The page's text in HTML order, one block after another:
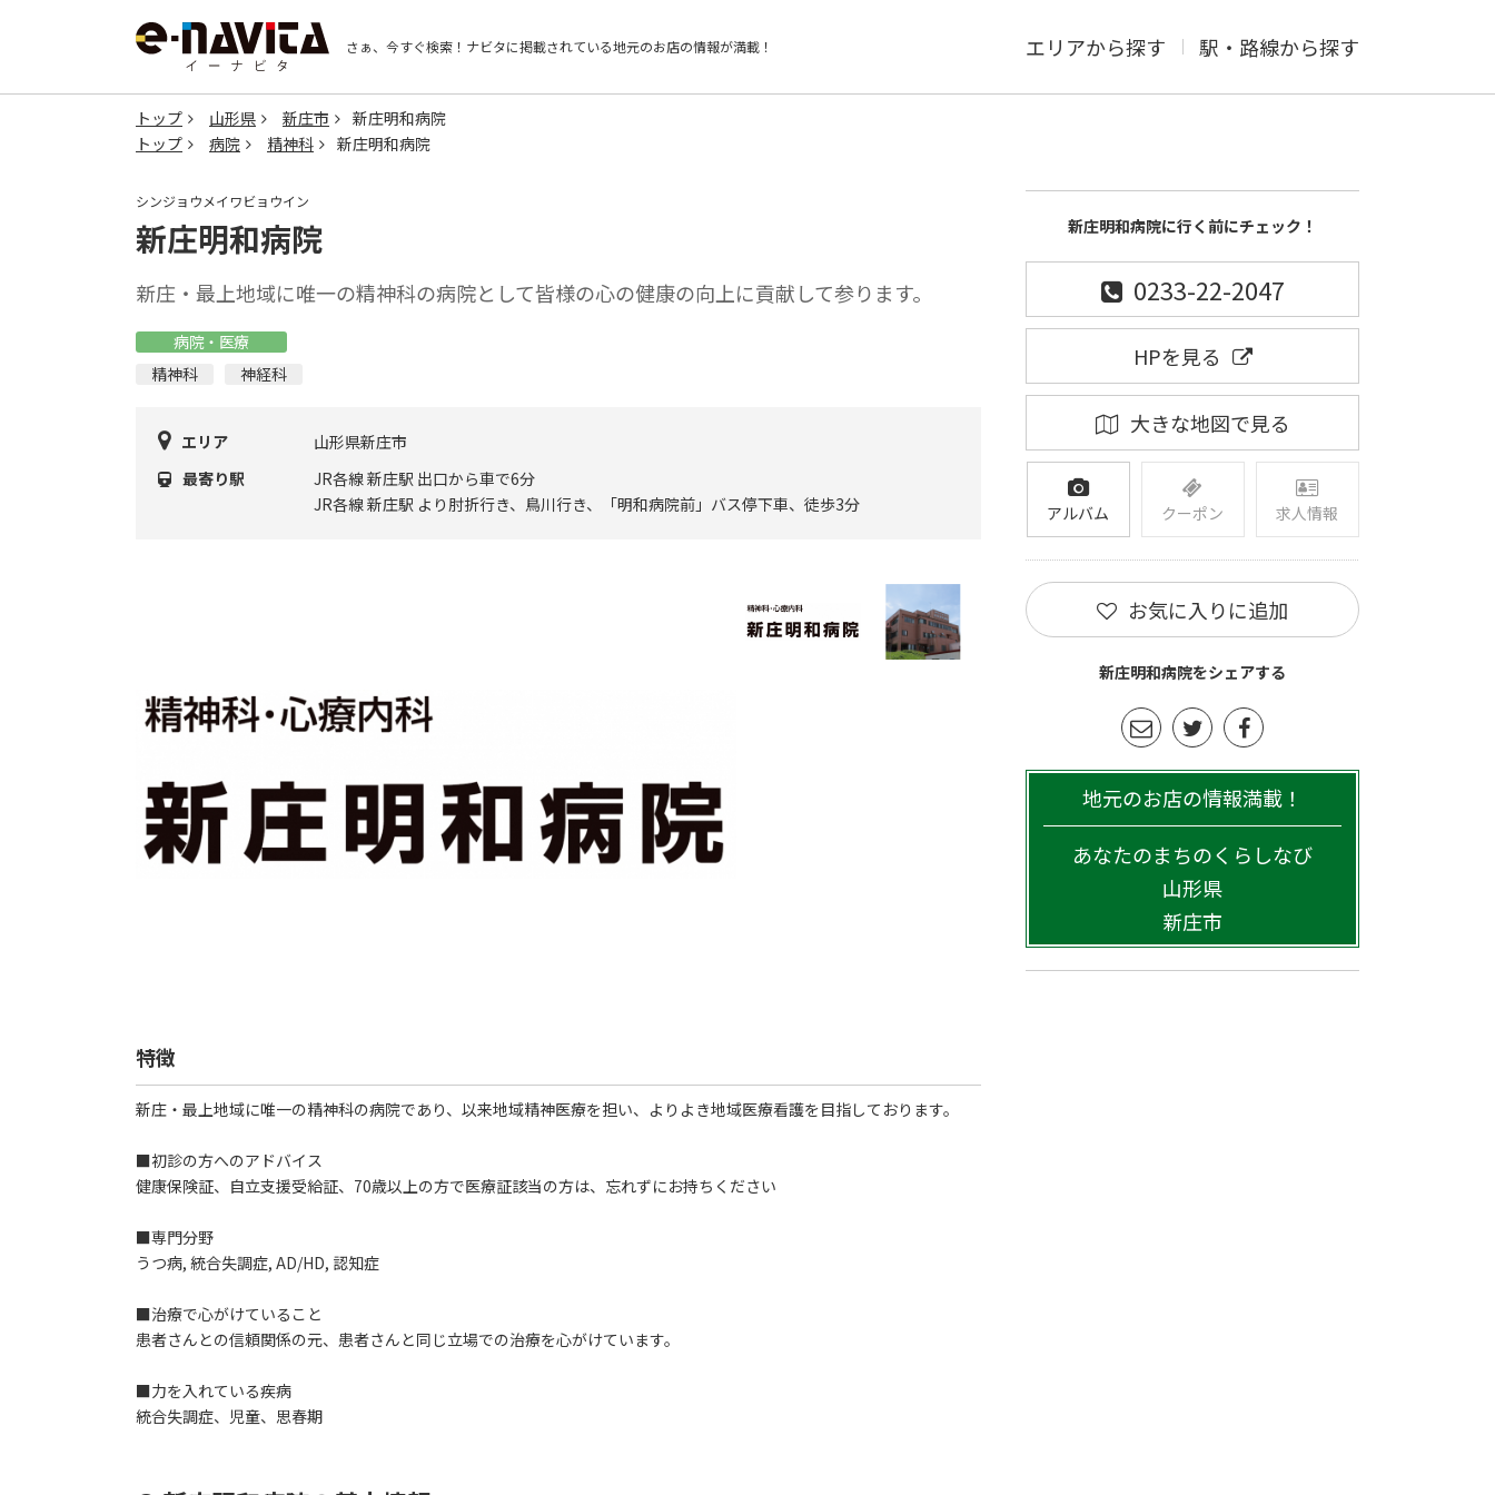
さぁ、今すぐ検索！ ナビタに掲載されている地元のお店の情報が満載！ エリアから探す 駅・路線から探す
トップ 山形県 新庄市
新庄明和病院
トップ
病院 精神科 新庄明和病院
シンジョウメイワビョウイン
新庄明和病院
新庄・最上地域に唯一の精神科の病院として皆様の心の健康の向上に貢献して参ります。
病院・医療
精神科
神経科
エリア
山形県新庄市
最寄り駅
JR各線 新庄駅 出口から車で6分
JR各線 新庄駅 より肘折行き、鳥川行き、「明和病院前」バス停下車、徒歩3分
特徴
新庄・最上地域に唯一の精神科の病院であり、以来地域精神医療を担い、よりよき地域医療看護を目指しております。
■初診の方へのアドバイス
健康保険証、自立支援受給証、70歳以上の方で医療証該当の方は、忘れずにお持ちください
■専門分野
うつ病, 統合失調症, AD/HD, 認知症
■治療で心がけていること
患者さんとの信頼関係の元、患者さんと同じ立場での治療を心がけています。
■力を入れている疾病
統合失調症、児童、思春期
新庄明和病院に行く前にチェック！
0233-22-2047
HPを見る
大きな地図で見る
アルバム クーポン 求人情報
お気に入りに追加
新庄明和病院をシェアする
地元のお店の情報満載！
あなたのまちのくらしなび
山形県
新庄市